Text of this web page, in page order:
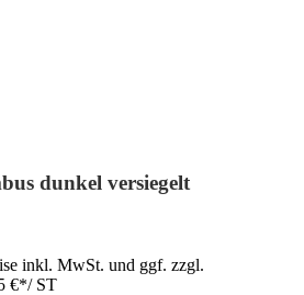
dunkel versiegelt
inkl. MwSt. und ggf. zzgl.
€*/ ST